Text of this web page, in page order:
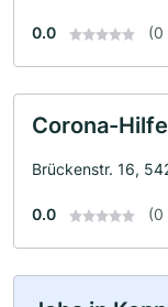
0.0 (0
Corona-
Brückenstr. 16,
0.0 (0